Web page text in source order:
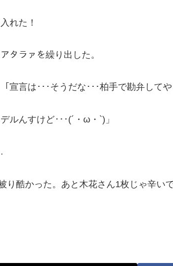
れた！
タラァを繰り出した。
宣言は･･･そうだな･･･柏手で勘弁してや
ルんすけど･･･(´・ω・`)」
り酷かった。あと木花さん1枚じゃ辛いで